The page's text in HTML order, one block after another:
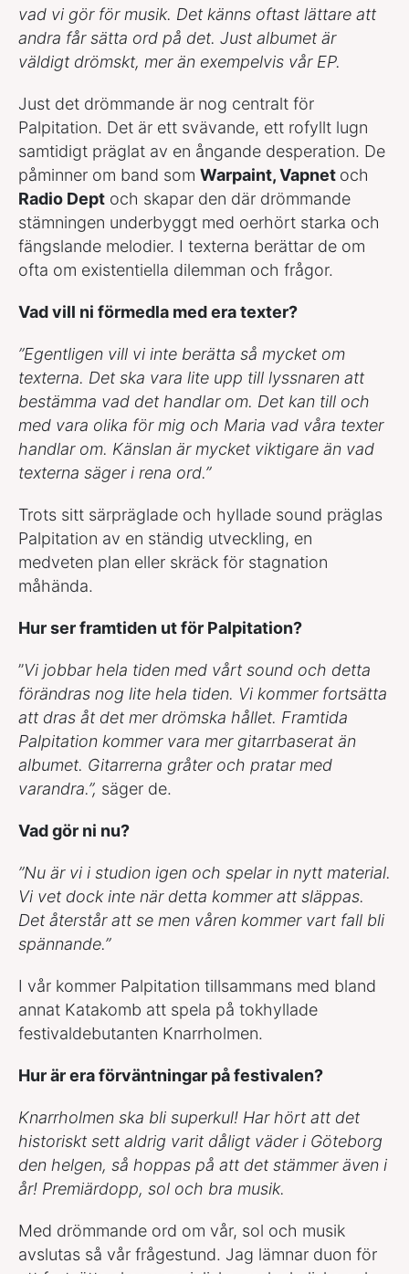
vad vi gör för musik. Det känns oftast lättare att
andra får sätta ord på det. Just albumet är
väldigt drömskt, mer än exempelvis vår EP.
Just det drömmande är nog centralt för
Palpitation. Det är ett svävande, ett rofyllt lugn
samtidigt präglat av en ångande desperation. De
påminner om band som Warpaint, Vapnet och
Radio Dept och skapar den där drömmande
stämningen underbyggt med oerhört starka och
fängslande melodier. I texterna berättar de om
ofta om existentiella dilemman och frågor.
Vad vill ni förmedla med era texter?
”Egentligen vill vi inte berätta så mycket om
texterna. Det ska vara lite upp till lyssnaren att
bestämma vad det handlar om. Det kan till och
med vara olika för mig och Maria vad våra texter
handlar om. Känslan är mycket viktigare än vad
texterna säger i rena ord.”
Trots sitt särpräglade och hyllade sound präglas
Palpitation av en ständig utveckling, en
medveten plan eller skräck för stagnation
måhända.
Hur ser framtiden ut för Palpitation?
”Vi jobbar hela tiden med vårt sound och detta
förändras nog lite hela tiden. Vi kommer fortsätta
att dras åt det mer drömska hållet. Framtida
Palpitation kommer vara mer gitarrbaserat än
albumet. Gitarrerna gråter och pratar med
varandra.”, säger de.
Vad gör ni nu?
”Nu är vi i studion igen och spelar in nytt material.
Vi vet dock inte när detta kommer att släppas.
Det återstår att se men våren kommer vart fall bli
spännande.”
I vår kommer Palpitation tillsammans med bland
annat Katakomb att spela på tokhyllade
festivaldebutanten Knarrholmen.
Hur är era förväntningar på festivalen?
Knarrholmen ska bli superkul! Har hört att det
historiskt sett aldrig varit dåligt väder i Göteborg
den helgen, så hoppas på att det stämmer även i
år! Premiärdopp, sol och bra musik.
Med drömmande ord om vår, sol och musik
avslutas så vår frågestund. Jag lämnar duon för